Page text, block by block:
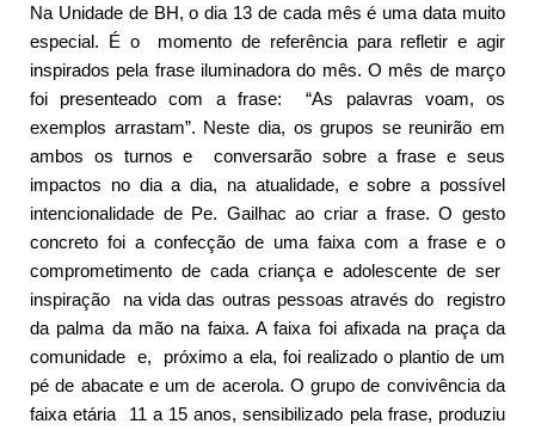
Na Unidade de BH, o dia 13 de cada mês é uma data muito
especial. É o momento de referência para refletir e agir
inspirados pela frase iluminadora do mês. O mês de março
foi presenteado com a frase: “As palavras voam, os
exemplos arrastam”. Neste dia, os grupos se reunirão em
ambos os turnos e conversarão sobre a frase e seus
impactos no dia a dia, na atualidade, e sobre a possível
intencionalidade de Pe. Gailhac ao criar a frase. O gesto
concreto foi a confecção de uma faixa com a frase e o
comprometimento de cada criança e adolescente de ser
inspiração na vida das outras pessoas através do registro
da palma da mão na faixa. A faixa foi afixada na praça da
comunidade e, próximo a ela, foi realizado o plantio de um
pé de abacate e um de acerola. O grupo de convivência da
faixa etária 11 a 15 anos, sensibilizado pela frase, produziu